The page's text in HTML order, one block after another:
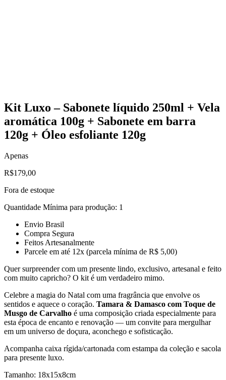
Kit Luxo – Sabonete líquido 250ml + Vela
aromática 100g + Sabonete em barra
120g + Óleo esfoliante 120g
Apenas
R$179,00
Fora de estoque
Quantidade Mínima para produção: 1
Envio Brasil
Compra Segura
Feitos Artesanalmente
Parcele em até 12x (parcela mínima de R$ 5,00)
Quer surpreender com um presente lindo, exclusivo, artesanal e feito
com muito capricho? O kit é um verdadeiro mimo.
Celebre a magia do Natal com uma fragrância que envolve os
sentidos e aquece o coração. Tamara & Damasco com Toque de
Musgo de Carvalho é uma composição criada especialmente para
esta época de encanto e renovação — um convite para mergulhar
em um universo de doçura, aconchego e sofisticação.
Acompanha caixa rígida/cartonada com estampa da coleção e sacola
para presente luxo.
Tamanho: 18x15x8cm